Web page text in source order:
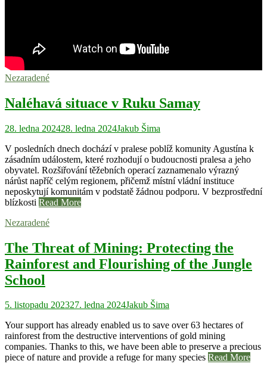
Nezaradené
Naléhavá situace v Ruku Samay
28. ledna 202428. ledna 2024Jakub Šima
V posledních dnech dochází v pralese poblíž komunity Agustína k
zásadním událostem, které rozhodují o budoucnosti pralesa a jeho
obyvatel. Rozšiřování těžebních operací zaznamenalo výrazný
nárůst napříč celým regionem, přičemž místní vládní instituce
neposkytují komunitám v podstatě žádnou podporu. V bezprostřední
blízkosti Read More
Nezaradené
The Threat of Mining: Protecting the
Rainforest and Flourishing of the Jungle
School
5. listopadu 202327. ledna 2024Jakub Šima
Your support has already enabled us to save over 63 hectares of
rainforest from the destructive interventions of gold mining
companies. Thanks to this, we have been able to preserve a precious
piece of nature and provide a refuge for many species Read More